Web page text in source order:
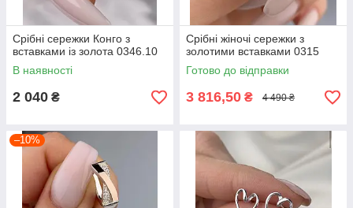
Срібні сережки Конго з
вставками із золота 0346.10
В наявності
2 040 ₴
Срібні жіночі сережки з
золотими вставками 0315
Готово до відправки
3 816,50 ₴ 4 490 ₴
–10%